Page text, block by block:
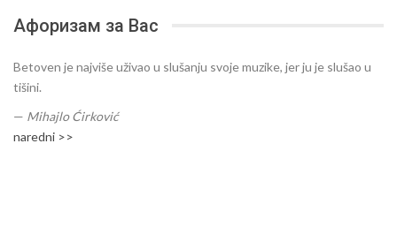
Афоризам за Вас
Betoven je najviše uživao u slušanju svoje muzike, jer ju je slušao u
tišini.
— Mihajlo Ćirković
naredni >>